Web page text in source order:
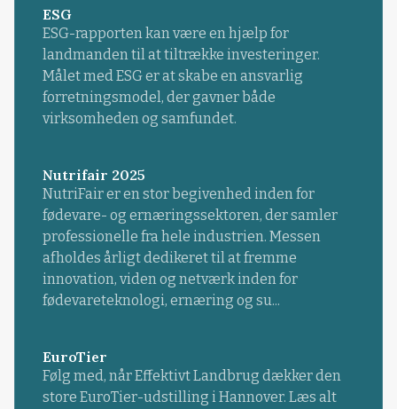
ESG
ESG-rapporten kan være en hjælp for
landmanden til at tiltrække investeringer.
Målet med ESG er at skabe en ansvarlig
forretningsmodel, der gavner både
virksomheden og samfundet.
Nutrifair 2025
NutriFair er en stor begivenhed inden for
fødevare- og ernæringssektoren, der samler
professionelle fra hele industrien. Messen
afholdes årligt dedikeret til at fremme
innovation, viden og netværk inden for
fødevareteknologi, ernæring og su...
EuroTier
Følg med, når Effektivt Landbrug dækker den
store EuroTier-udstilling i Hannover. Læs alt